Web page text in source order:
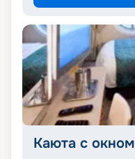
Каюта с окном